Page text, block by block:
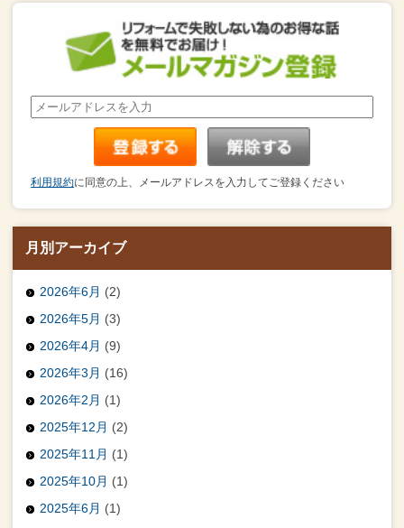
利用規約に同意の上、メールアドレスを入力してご登録ください
月別アーカイブ
2026年6月 (2)
2026年5月 (3)
2026年4月 (9)
2026年3月 (16)
2026年2月 (1)
2025年12月 (2)
2025年11月 (1)
2025年10月 (1)
2025年6月 (1)